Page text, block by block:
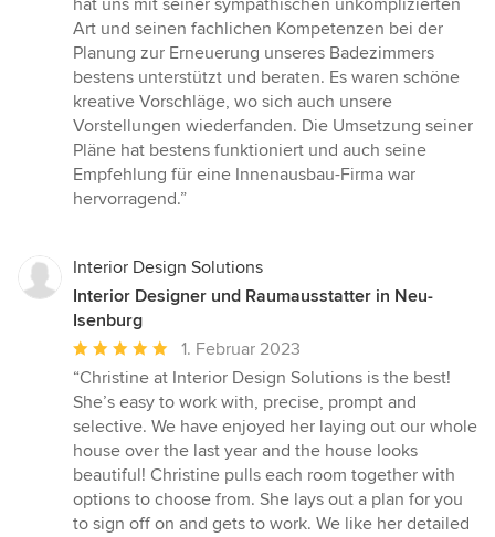
von
5
Sternen
hat uns mit seiner sympathischen unkomplizierten
Art und seinen fachlichen Kompetenzen bei der
Planung zur Erneuerung unseres Badezimmers
bestens unterstützt und beraten. Es waren schöne
kreative Vorschläge, wo sich auch unsere
Vorstellungen wiederfanden. Die Umsetzung seiner
Pläne hat bestens funktioniert und auch seine
Empfehlung für eine Innenausbau-Firma war
hervorragend.”
Interior Design Solutions
Interior Designer und Raumausstatter in Neu-
Isenburg
Durchschnittliche
Bewertung:
5
von
5
Sternen
1. Februar 2023
“Christine at Interior Design Solutions is the best!
She’s easy to work with, precise, prompt and
selective. We have enjoyed her laying out our whole
house over the last year and the house looks
beautiful! Christine pulls each room together with
options to choose from. She lays out a plan for you
to sign off on and gets to work. We like her detailed